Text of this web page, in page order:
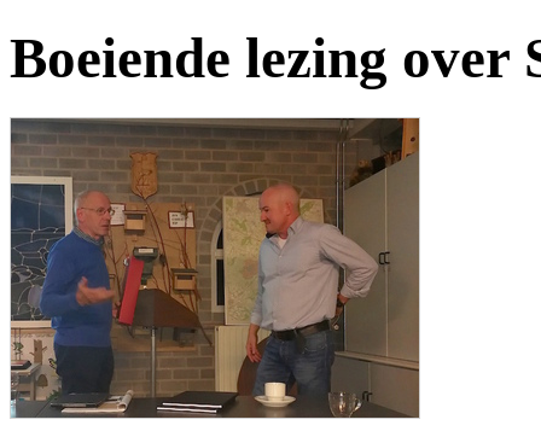
Boeiende lezing over